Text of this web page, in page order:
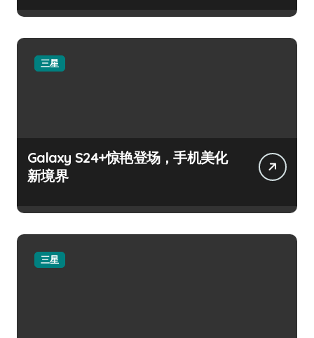
三星
Galaxy S24+惊艳登场，手机美化
新境界
三星